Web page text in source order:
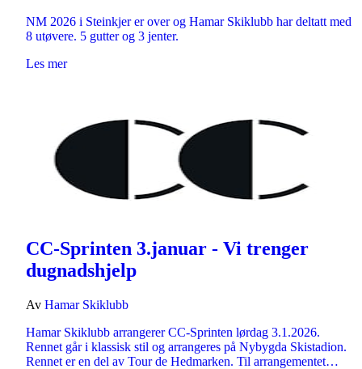
NM 2026 i Steinkjer er over og Hamar Skiklubb har deltatt med
8 utøvere. 5 gutter og 3 jenter.
Les mer
CC-Sprinten 3.januar - Vi trenger
dugnadshjelp
Av Hamar Skiklubb
Hamar Skiklubb arrangerer CC-Sprinten lørdag 3.1.2026.
Rennet går i klassisk stil og arrangeres på Nybygda Skistadion.
Rennet er en del av Tour de Hedmarken. Til arrangementet…